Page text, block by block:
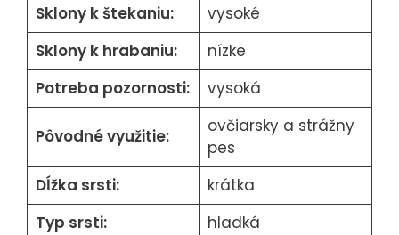
Sklony k štekaniu:
vysoké
Sklony k hrabaniu:
nízke
Potreba pozornosti:
vysoká
Pôvodné využitie:
ovčiarsky a strážny
pes
Dĺžka srsti:
krátka
Typ srsti:
hladká